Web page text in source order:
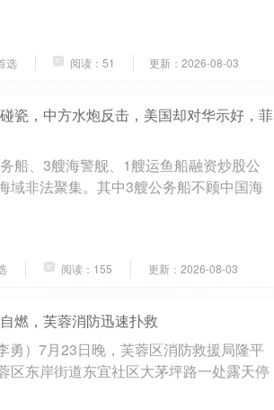
选 阅读：51 更新：2026-08-03
瓷，中方水炮反击，美国却对华示好，菲
船、3艘海警舰、1艘运鱼船融资炒股公
域非法聚集。其中3艘公务船不顾中国海
阅读：155 更新：2026-08-03
燃，芙蓉消防迅速扑救
勇）7月23日晚，芙蓉区消防救援局隆平
区东岸街道东宜社区大茅坪路一处露天停